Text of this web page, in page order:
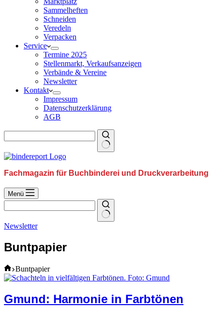
Sammelheften
Schneiden
Veredeln
Verpacken
Service
Termine 2025
Stellenmarkt, Verkaufsanzeigen
Verbände & Vereine
Newsletter
Kontakt
Impressum
Datenschutzerklärung
AGB
Fachmagazin für Buchbinderei und Druckverarbeitung
Menü
Newsletter
Buntpapier
Home
Buntpapier
Gmund: Harmonie in Farbtönen